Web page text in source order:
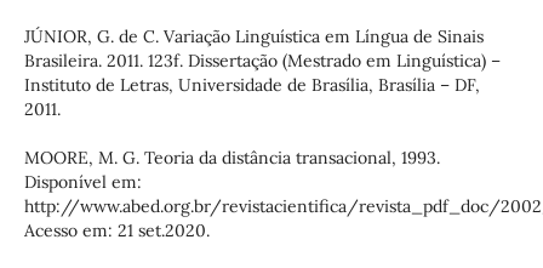
JÚNIOR, G. de C. Variação Linguística em Língua de Sinais
Brasileira. 2011. 123f. Dissertação (Mestrado em Linguística) –
Instituto de Letras, Universidade de Brasília, Brasília – DF,
2011.
MOORE, M. G. Teoria da distância transacional, 1993.
Disponível em:
http://www.abed.org.br/revistacientifica/revista_pdf_doc/
Acesso em: 21 set.2020.